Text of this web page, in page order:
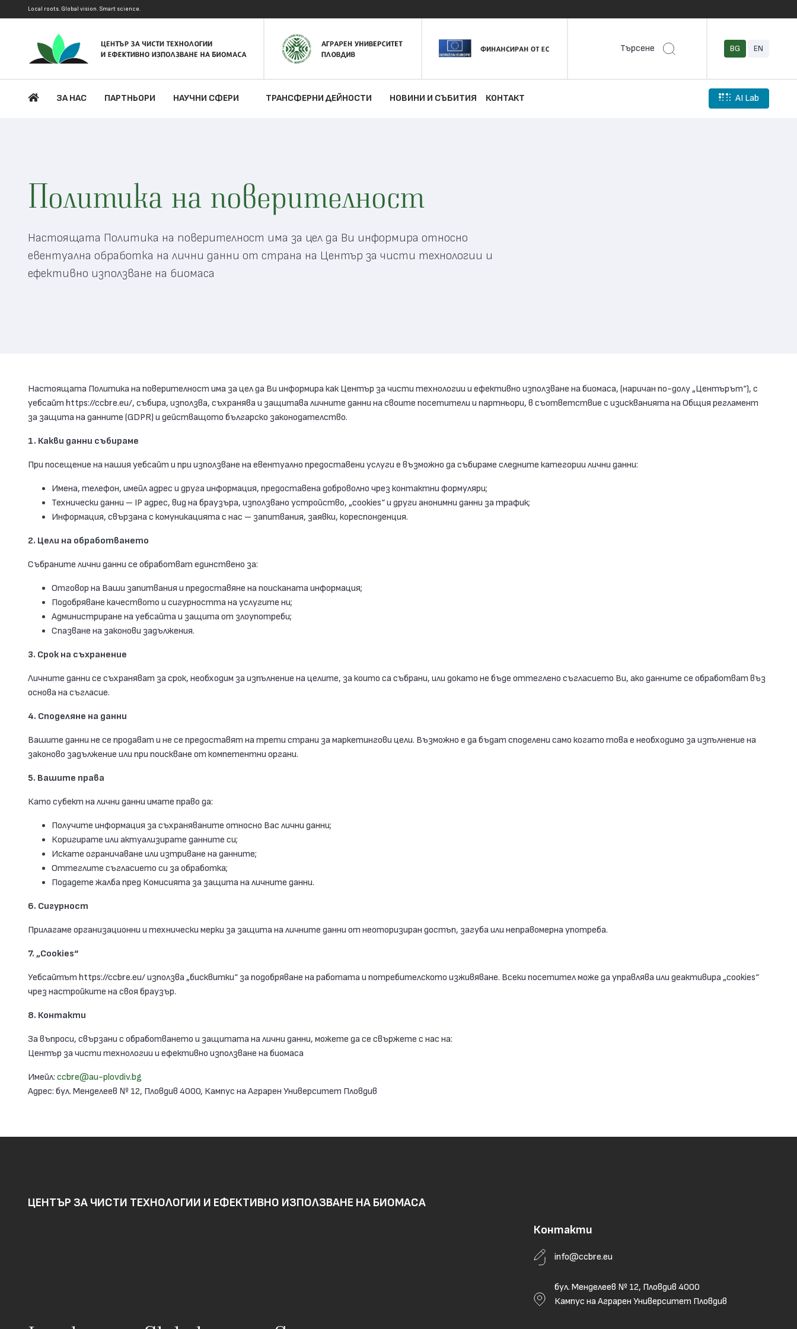
Local roots. Global vision. Smart science.
Търсене BG EN
ЗА НАС ПАРТНЬОРИ НАУЧНИ СФЕРИ ТРАНСФЕРНИ ДЕЙНОСТИ НОВИНИ И СЪБИТИЯ КОНТАКТ AI Lab
Политика на поверителност
Настоящата Политика на поверителност има за цел да Ви информира относно
евентуална обработка на лични данни от страна на Център за чисти технологии и
ефективно използване на биомаса
Настоящата Политика на поверителност има за цел да Ви информира как Център за чисти технологии и ефективно използване на биомаса, (наричан по-долу „Центърът“), с
уебсайт https://ccbre.eu/, събира, използва, съхранява и защитава личните данни на своите посетители и партньори, в съответствие с изискванията на Общия регламент
за защита на данните (GDPR) и действащото българско законодателство.
1. Какви данни събираме
При посещение на нашия уебсайт и при използване на евентуално предоставени услуги е възможно да събираме следните категории лични данни:
Имена, телефон, имейл адрес и друга информация, предоставена доброволно чрез контактни формуляри;
Технически данни – IP адрес, вид на браузъра, използвано устройство, „cookies“ и други анонимни данни за трафик;
Информация, свързана с комуникацията с нас – запитвания, заявки, кореспонденция.
2. Цели на обработването
Събраните лични данни се обработват единствено за:
Отговор на Ваши запитвания и предоставяне на поисканата информация;
Подобряване качеството и сигурността на услугите ни;
Администриране на уебсайта и защита от злоупотреби;
Спазване на законови задължения.
3. Срок на съхранение
Личните данни се съхраняват за срок, необходим за изпълнение на целите, за които са събрани, или докато не бъде оттеглено съгласието Ви, ако данните се обработват въз
основа на съгласие.
4. Споделяне на данни
Вашите данни не се продават и не се предоставят на трети страни за маркетингови цели. Възможно е да бъдат споделени само когато това е необходимо за изпълнение на
законово задължение или при поискване от компетентни органи.
5. Вашите права
Като субект на лични данни имате право да:
Получите информация за съхраняваните относно Вас лични данни;
Коригирате или актуализирате данните си;
Искате ограничаване или изтриване на данните;
Оттеглите съгласието си за обработка;
Подадете жалба пред Комисията за защита на личните данни.
6. Сигурност
Прилагаме организационни и технически мерки за защита на личните данни от неоторизиран достъп, загуба или неправомерна употреба.
7. „Cookies“
Уебсайтът https://ccbre.eu/ използва „бисквитки“ за подобряване на работата и потребителското изживяване. Всеки посетител може да управлява или деактивира „cookies“
чрез настройките на своя браузър.
8. Контакти
За въпроси, свързани с обработването и защитата на лични данни, можете да се свържете с нас на:
Център за чисти технологии и ефективно използване на биомаса
Имейл: ccbre@au-plovdiv.bg
Адрес: бул. Менделеев № 12, Пловдив 4000, Кампус на Аграрен Университет Пловдив
ЦЕНТЪР ЗА ЧИСТИ ТЕХНОЛОГИИ И ЕФЕКТИВНО ИЗПОЛЗВАНЕ НА БИОМАСА
Контакти
info@ccbre.eu
бул. Менделеев № 12, Пловдив 4000
Кампус на Аграрен Университет Пловдив